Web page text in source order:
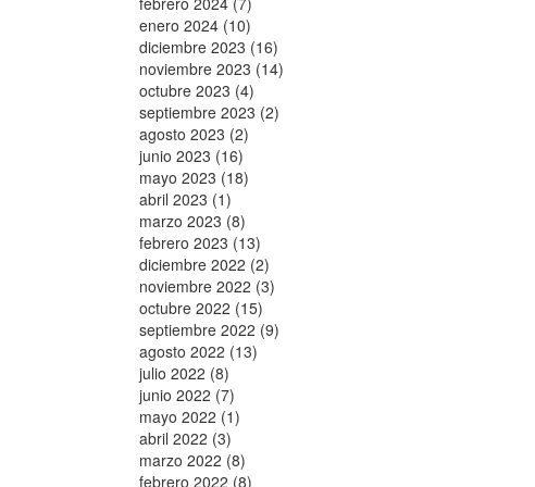
enero 2024 (10)
diciembre 2023 (16)
noviembre 2023 (14)
octubre 2023 (4)
septiembre 2023 (2)
agosto 2023 (2)
junio 2023 (16)
mayo 2023 (18)
abril 2023 (1)
marzo 2023 (8)
febrero 2023 (13)
diciembre 2022 (2)
noviembre 2022 (3)
octubre 2022 (15)
septiembre 2022 (9)
agosto 2022 (13)
julio 2022 (8)
junio 2022 (7)
mayo 2022 (1)
abril 2022 (3)
marzo 2022 (8)
febrero 2022 (8)